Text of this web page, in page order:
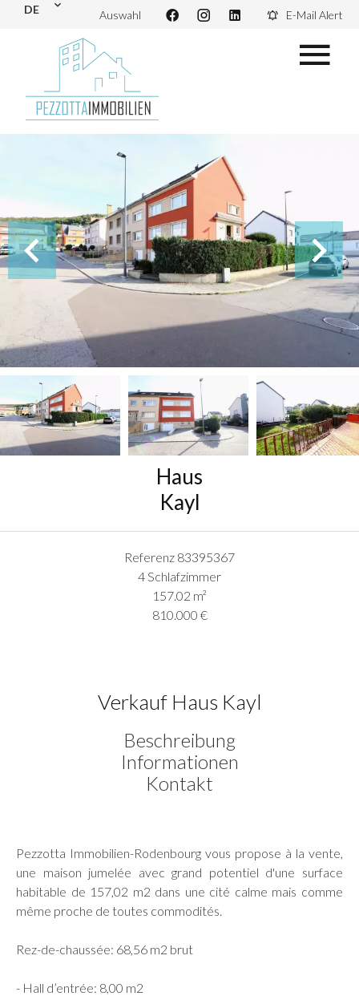
DE Auswahl E-Mail Alert
Haus
Kayl
Referenz 83395367
4 Schlafzimmer
157.02 m²
810.000 €
Verkauf Haus Kayl
Beschreibung
Informationen
Kontakt
Pezzotta Immobilien-Rodenbourg vous propose à la vente,
une maison jumelée avec grand potentiel d'une surface
habitable de 157,02 m2 dans une cité calme mais comme
même proche de toutes commodités.
Rez-de-chaussée: 68,56 m2 brut
- Hall d’entrée: 8,00 m2